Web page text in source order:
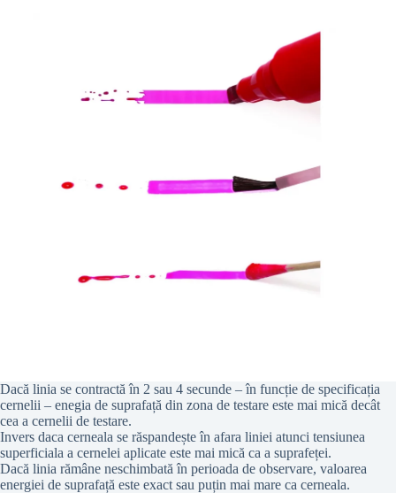
Dacă linia se contractă în 2 sau 4 secunde – în funcție de specificația
cernelii – enegia de suprafață din zona de testare este mai mică decât
cea a cernelii de testare.
Invers daca cerneala se răspandește în afara liniei atunci tensiunea
superficiala a cernelei aplicate este mai mică ca a suprafeței.
Dacă linia rămâne neschimbată în perioada de observare, valoarea
energiei de suprafață este exact sau puțin mai mare ca cerneala.